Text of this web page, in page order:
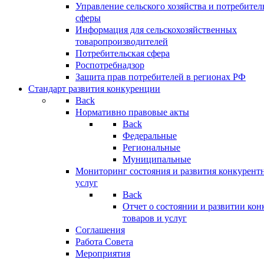
Управление сельского хозяйства и
сферы
Информация для сельскохозяйственных
товаропроизводителей
Потребительская сфера
Роспотребнадзор
Защита прав потребителей в регионах РФ
Стандарт развития конкуренции
Back
Нормативно правовые акты
Back
Федеральные
Региональные
Муниципальные
Мониторинг состояния и развития
услуг
Back
Отчет о состоянии и развитии
товаров и услуг
Соглашения
Работа Совета
Мероприятия